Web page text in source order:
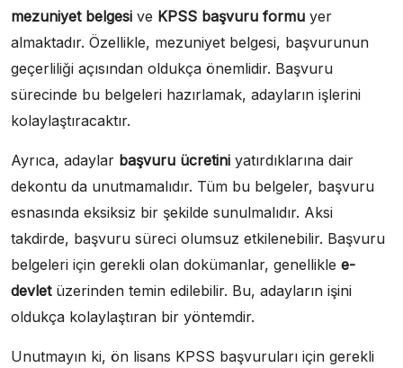
mezuniyet belgesi ve KPSS başvuru formu yer
almaktadır. Özellikle, mezuniyet belgesi, başvurunun
geçerliliği açısından oldukça önemlidir. Başvuru
sürecinde bu belgeleri hazırlamak, adayların işlerini
kolaylaştıracaktır.
Ayrıca, adaylar başvuru ücretini yatırdıklarına dair
dekontu da unutmamalıdır. Tüm bu belgeler, başvuru
esnasında eksiksiz bir şekilde sunulmalıdır. Aksi
takdirde, başvuru süreci olumsuz etkilenebilir. Başvuru
belgeleri için gerekli olan dokümanlar, genellikle e-
devletüzerinden temin edilebilir. Bu, adayların işini
oldukça kolaylaştıran bir yöntemdir.
Unutmayın ki, ön lisans KPSS başvuruları için gerekli